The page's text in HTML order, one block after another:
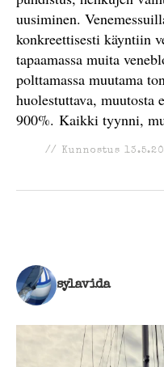
uusiminen.
konkreettisesti käyntiin
tapaamassa muita
polttamassa muutama
huolestuttava, muutosta
900%. Kaikki tyynni,
// Kunnostus
sylavida